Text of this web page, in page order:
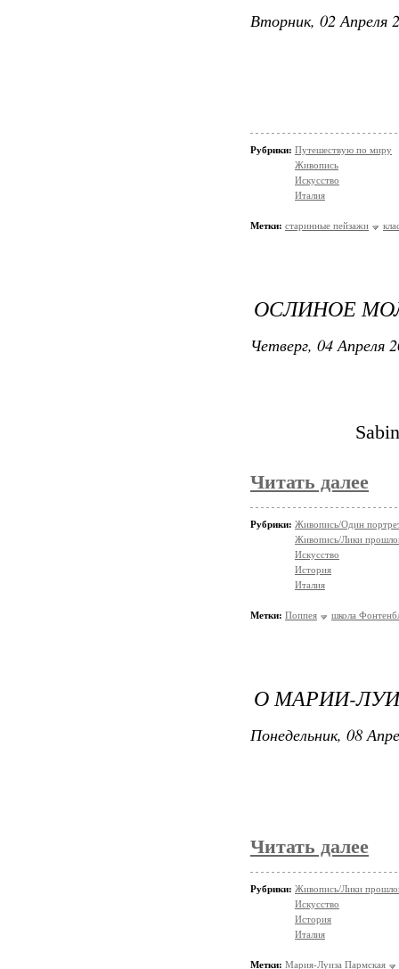
Вторник, 02 Апреля
Рубрики: Путешествую по миру
Живопись
Искусство
Италия
Метки: старинные пейзажи
ОСЛИНОЕ
Четверг, 04 Апреля
Читать далее
Рубрики: Живопись/Один
Живопись/Лики
Искусство
История
Италия
Метки: Поппея школа
О МАРИИ-
Понедельник, 08
Читать далее
Рубрики: Живопись/Лики
Искусство
История
Италия
Метки: Мария-Луиза Пармская